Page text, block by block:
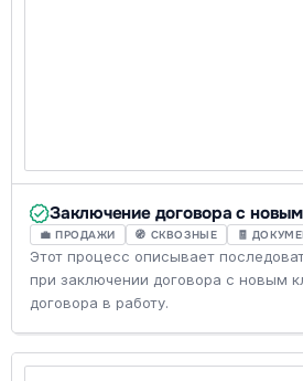
Заключение договора с
💼 ПРОДАЖИ 🧭 СКВОЗНЫЕ 🧾
Этот процесс описывает
при заключении договора с новым
договора в работу.